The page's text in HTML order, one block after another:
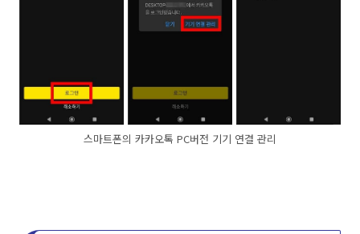
스마트폰의 카카오톡 PC버전 기기 연결 관리